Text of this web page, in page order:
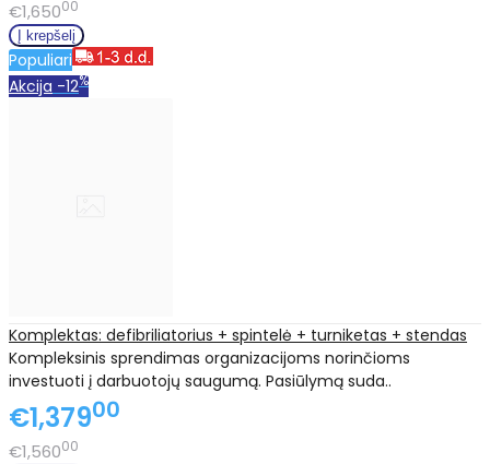
€1,65000
Populiari
Akcija -12%
Komplektas: defibriliatorius + spintelė + turniketas + stendas
Kompleksinis sprendimas organizacijoms norinčioms
investuoti į darbuotojų saugumą. Pasiūlymą suda..
€1,37900
€1,56000